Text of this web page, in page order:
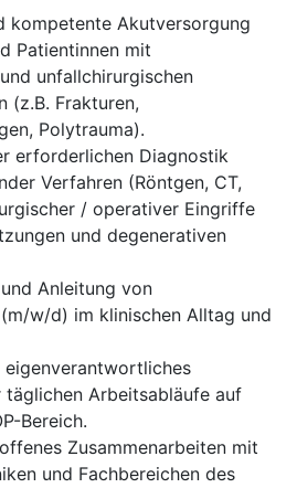
kompetente Akutversorgung
Patientinnen mit
unfallchirurgischen
(z.B. Frakturen,
Polytrauma).
erforderlichen Diagnostik
Verfahren (Röntgen, CT,
/ operativer Eingriffe
und degenerativen
Anleitung von
w/d) im klinischen Alltag und
eigenverantwortliches
täglichen Arbeitsabläufe auf
Bereich.
Zusammenarbeiten mit
und Fachbereichen des